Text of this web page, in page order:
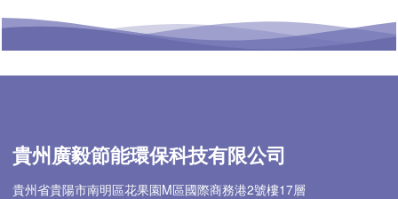
貴州廣毅節能環保科技有限公司
貴州省貴陽市南明區花果園M區國際商務港2號樓17層